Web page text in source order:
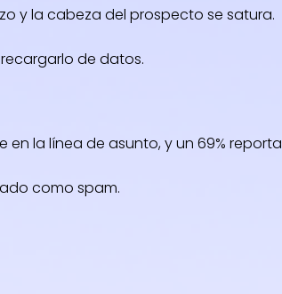
y la cabeza del prospecto se satura.
de datos.
la línea de asunto, y un 69% reporta
como spam.